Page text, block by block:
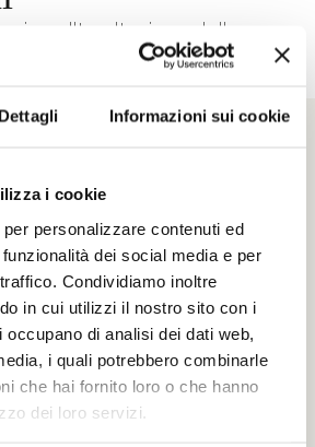
Dettagli Informazioni sui cookie
i cookie
personalizzare contenuti ed
dei social media e per
Condividiamo inoltre
in cui utilizzi il nostro sito con i
di analisi dei dati web,
i quali potrebbero combinarle
che hai fornito loro o che hanno
dei loro servizi.
all'esaltazione delle
celebrano la
Rosso
TOSCANA IGT